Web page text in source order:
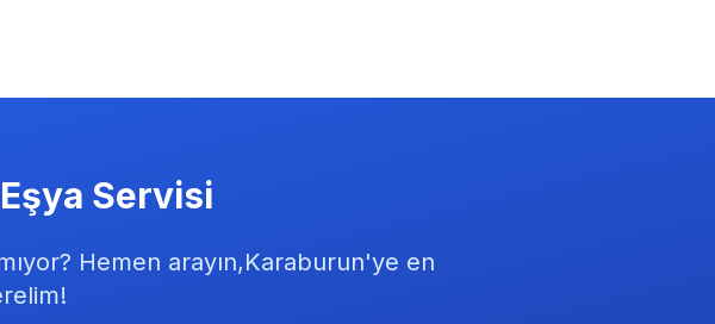
Servisi
Hemen arayın,Karaburun'ye en